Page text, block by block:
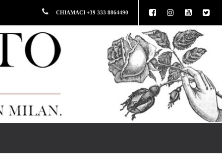
CHIAMACI +39 333 8864490